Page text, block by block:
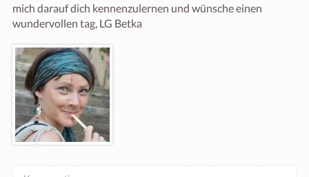
mich darauf dich kennenzulernen und wünsche einen
wundervollen tag, LG Betka